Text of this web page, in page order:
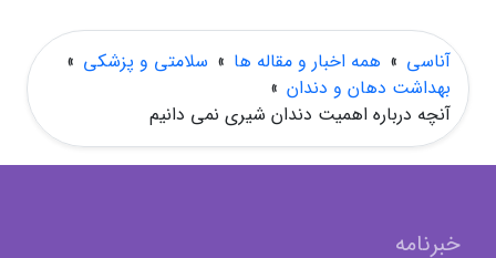
آناسی » همه اخبار و مقاله ها » سلامتی و پزشکی »
بهداشت دهان و دندان »
آنچه درباره اهمیت دندان شیری نمی دانیم
خبرنامه